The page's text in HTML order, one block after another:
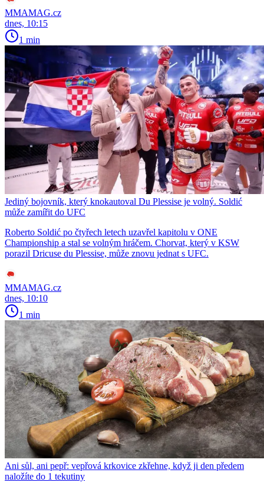
MMAMAG.cz
dnes, 10:15
1 min
Jediný bojovník, který knokautoval Du Plessise je volný. Soldić
může zamířit do UFC
Roberto Soldić po čtyřech letech uzavřel kapitolu v ONE
Championship a stal se volným hráčem. Chorvat, který v KSW
porazil Dricuse du Plessise, může znovu jednat s UFC.
MMAMAG.cz
dnes, 10:10
1 min
Ani sůl, ani pepř: vepřová krkovice zkřehne, když ji den předem
naložíte do 1 tekutiny